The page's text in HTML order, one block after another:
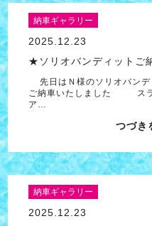
納車ギャラリー
2025.12.23
★ソリオバンディットご
先日はＮ様のソリオバンデ
ご納車いたしました スラ
ア…
つづき
納車ギャラリー
2025.12.23